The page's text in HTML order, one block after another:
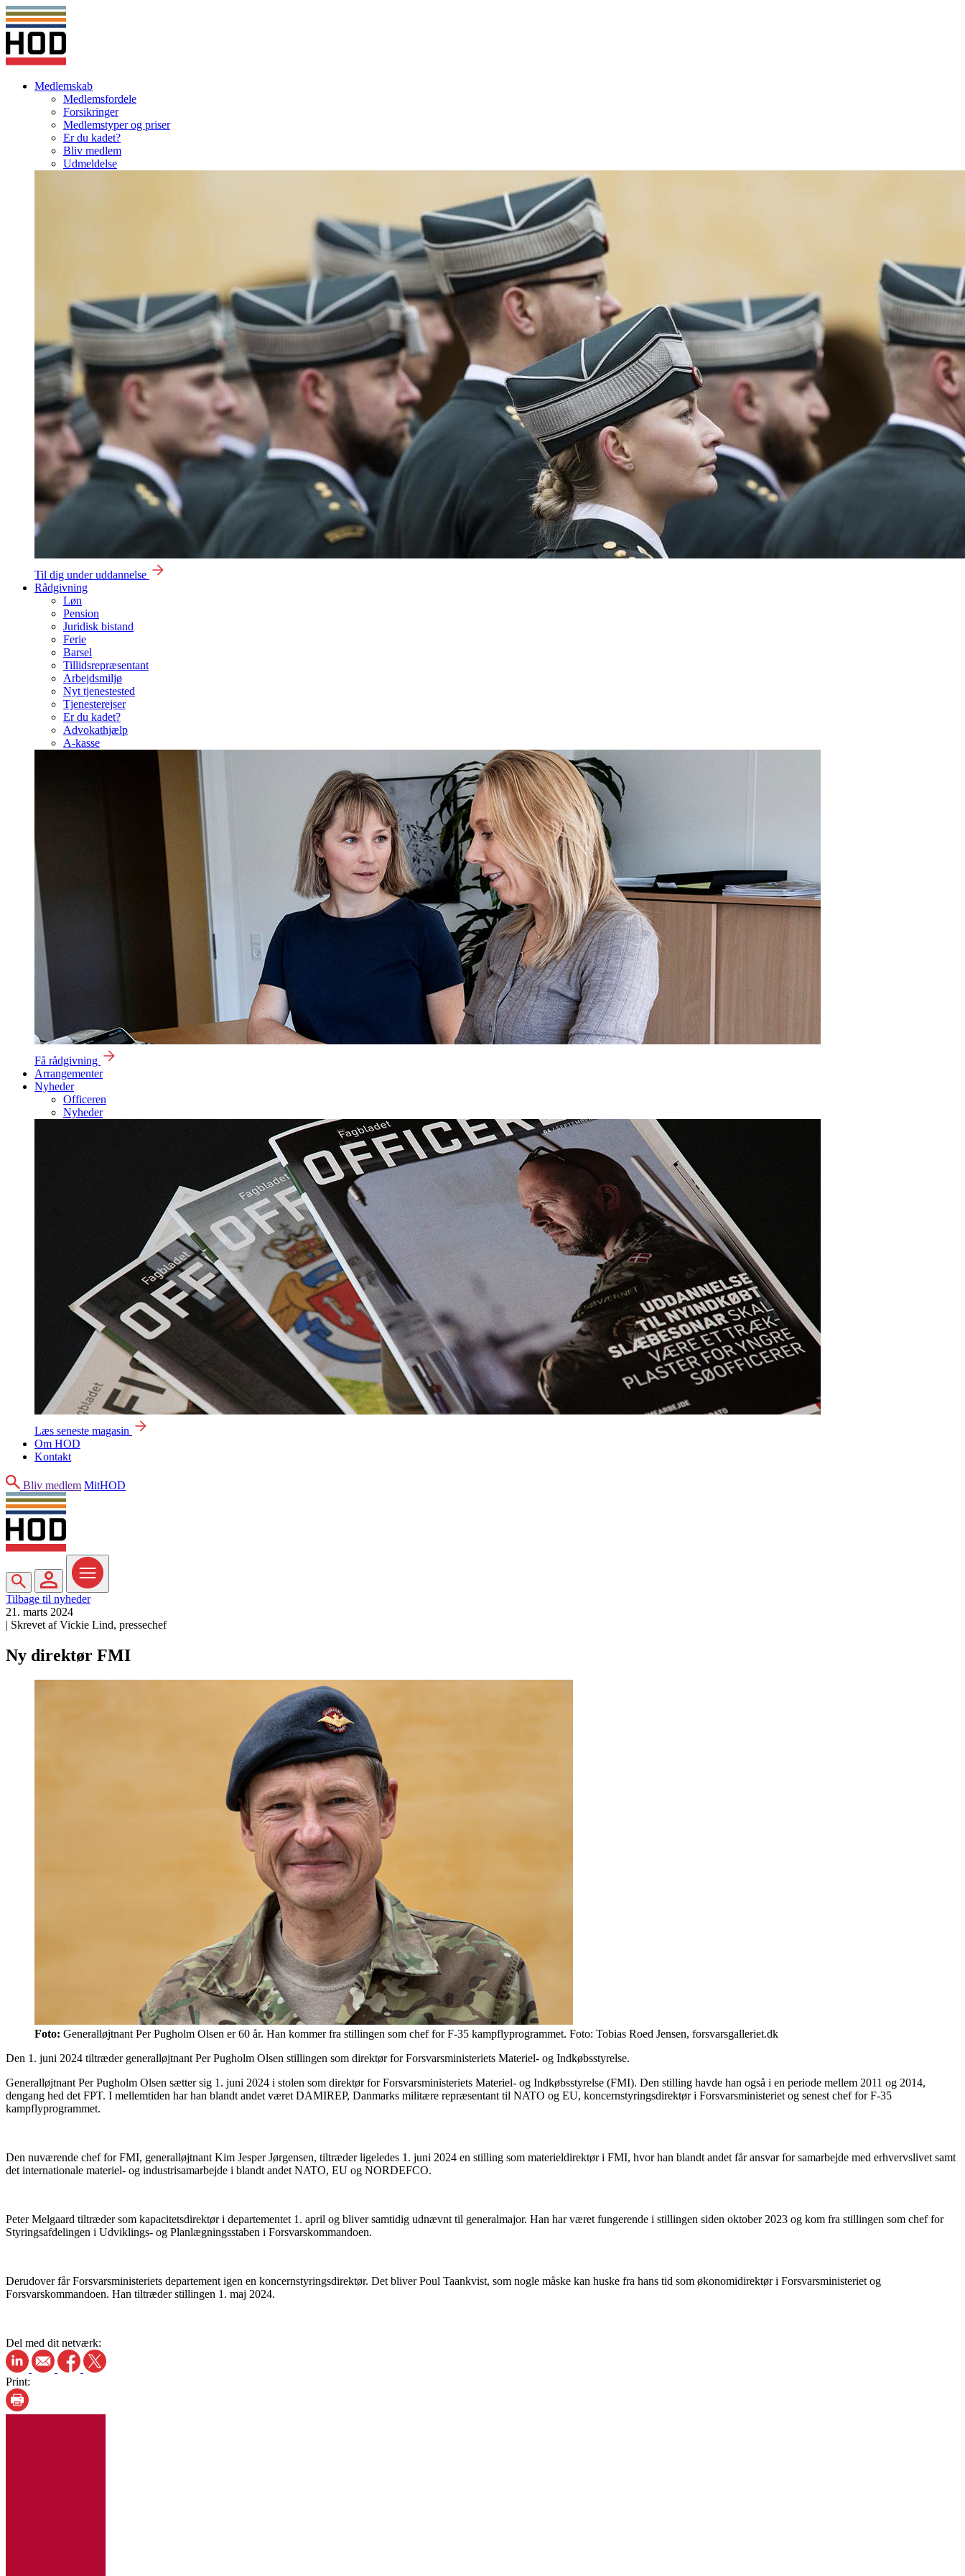
Medlemskab
Medlemsfordele
Forsikringer
Medlemstyper og priser
Er du kadet?
Bliv medlem
Udmeldelse
Til dig under uddannelse
Rådgivning
Løn
Pension
Juridisk bistand
Ferie
Barsel
Tillidsrepræsentant
Arbejdsmiljø
Nyt tjenestested
Tjenesterejser
Er du kadet?
Advokathjælp
A-kasse
Få rådgivning
Arrangementer
Nyheder
Officeren
Nyheder
Læs seneste magasin
Om HOD
Kontakt
Søg
Bliv medlem MitHOD
Søg MitHOD Menu
Tilbage til nyheder
21. marts 2024
| Skrevet af Vickie Lind, pressechef
Ny direktør FMI
Foto: Generalløjtnant Per Pugholm Olsen er 60 år. Han kommer fra stillingen som chef for F-35 kampflyprogrammet. Foto: Tobias Roed Jensen, forsvarsgalleriet.dk
Den 1. juni 2024 tiltræder generalløjtnant Per Pugholm Olsen stillingen som direktør for Forsvarsministeriets Materiel- og Indkøbsstyrelse.
Generalløjtnant Per Pugholm Olsen sætter sig 1. juni 2024 i stolen som direktør for Forsvarsministeriets Materiel- og Indkøbsstyrelse (FMI). Den stilling havde han også i en periode mellem 2011 og 2014,
dengang hed det FPT. I mellemtiden har han blandt andet været DAMIREP, Danmarks militære repræsentant til NATO og EU, koncernstyringsdirektør i Forsvarsministeriet og senest chef for F-35
kampflyprogrammet.
Den nuværende chef for FMI, generalløjtnant Kim Jesper Jørgensen, tiltræder ligeledes 1. juni 2024 en stilling som materieldirektør i FMI, hvor han blandt andet får ansvar for samarbejde med erhvervslivet samt
det internationale materiel- og industrisamarbejde i blandt andet NATO, EU og NORDEFCO.
Peter Melgaard tiltræder som kapacitetsdirektør i departementet 1. april og bliver samtidig udnævnt til generalmajor. Han har været fungerende i stillingen siden oktober 2023 og kom fra stillingen som chef for
Styringsafdelingen i Udviklings- og Planlægningsstaben i Forsvarskommandoen.
Derudover får Forsvarsministeriets departement igen en koncernstyringsdirektør. Det bliver Poul Taankvist, som nogle måske kan huske fra hans tid som økonomidirektør i Forsvarsministeriet og
Forsvarskommandoen. Han tiltræder stillingen 1. maj 2024.
Del med dit netværk:
Print: